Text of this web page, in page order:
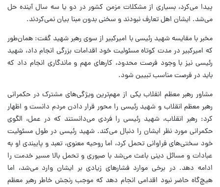
پیدا می‌کرد، بسیاری از مشکلات مزمن کشور در دو یا سه سال آینده حل
می‌شد. ایشان اهل تعارف نبودند و سخنی بدون مبنا بیان نمی‌کردند.
مخبر با مقایسه شهید رئیسی با امیرکبیر از سوی رهبر شهید گفت: همان‌طور
که امیرکبیر در مدت کوتاه مسئولیت خود اقدامات بزرگی انجام داد، شهید
رئیسی نیز با وجود فرصت محدود، کارهای مهم و ماندگاری انجام داد که
باید در فرصت مناسب تبیین شود.
مشاور رهبر معظم انقلاب یکی از مهم‌ترین ویژگی‌های مشترک در حکمرانی
رهبر معظم انقلاب و شهید رئیسی را محور قرار دادن مردم دانست و اظهار
کرد: رهبر انقلاب، شهید رئیسی را فردی می‌دانستند که در عمل، الگوی
حکمرانی مورد نظر ایشان را دنبال می‌کند. شهید رئیسی در طول مسئولیت
خود سختی‌های فراوانی تحمل کرد، اما روحیه معنوی، تعبد و پایبندی او به
عبادات و مسائل دینی باعث می‌شد با صبوری و تحمل بالا مسیر خدمت را
ادامه دهد. در برخی موارد فشارهای زیادی بر ایشان وارد می‌شد، اما
هیچ‌گاه حاضر نبود اقدامی انجام دهد که موجب رنجش خاطر رهبر معظم